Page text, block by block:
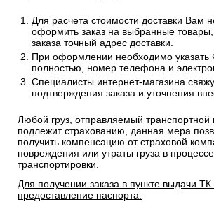
Для расчета стоимости доставки Вам
оформить заказ на выбранные
заказа точный адрес доставки.
При оформлении необходимо
полностью, номер телефона и
Специалисты интернет-магазина
подтверждения заказа и уточнения
Любой груз, отправляемый транспортной
подлежит страхованию, данная мера
получить компенсацию от страховой
повреждения или утраты груза в процессе
транспортировки.
Для получении заказа в пункте выдачи
предоставление паспорта.